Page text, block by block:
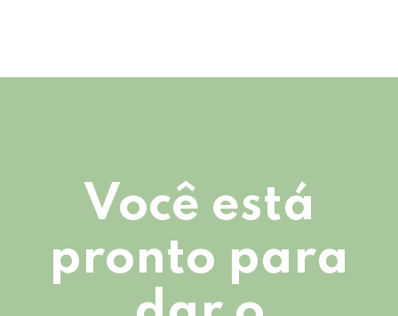
Você está
pronto para